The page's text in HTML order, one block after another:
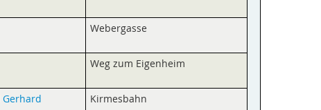
Webergasse
Weg zum Eigenheim
Kirmesbahn